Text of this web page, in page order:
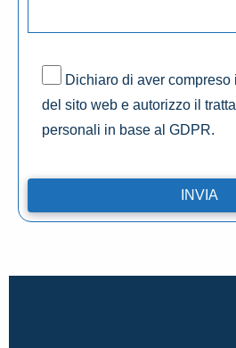
Dichiaro di aver
del sito web e autorizzo il
personali in base al GDPR.